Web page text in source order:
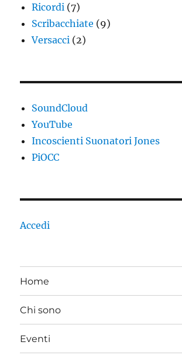
Ricordi (7)
Scribacchiate (9)
Versacci (2)
SoundCloud
YouTube
Incoscienti Suonatori Jones
PiOCC
Accedi
Home
Chi sono
Eventi